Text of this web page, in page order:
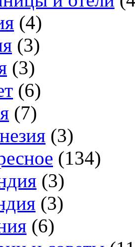
(4)
(3)
(3)
(6)
(7)
(3)
(134)
(3)
(3)
(6)